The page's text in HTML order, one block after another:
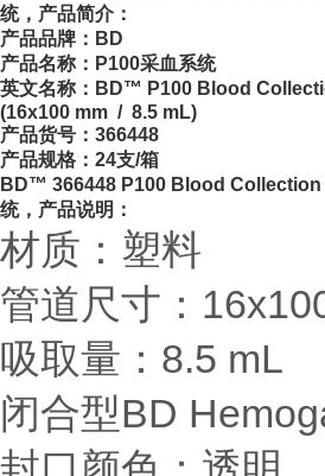
统，产品简介：
产品品牌：BD
产品名称：P100采血系统
英文名称：BD™ P100 Blood
(16x100 mm / 8.5 mL)
产品货号：366448
产品规格：24支/箱
BD™ 366448 P100 Blood Collection
统，产品说明：
材质：塑料
管道尺寸：
吸取量：8.5 mL
闭合型BD